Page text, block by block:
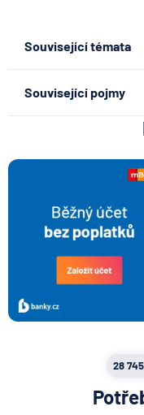
Související témata
Související pojmy
Disponibilní
Doklad
Výpis z
Předschválená
Vedení účtu
Apple pay
Google pay
Bankovní spojení
Rodinný
28 745